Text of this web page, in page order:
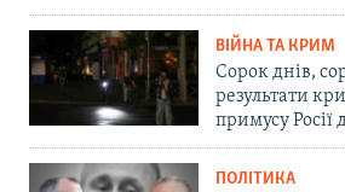
ВІЙНА ТА КРИМ
Сорок днів,
результати
примусу Росії
ПОЛІТИКА